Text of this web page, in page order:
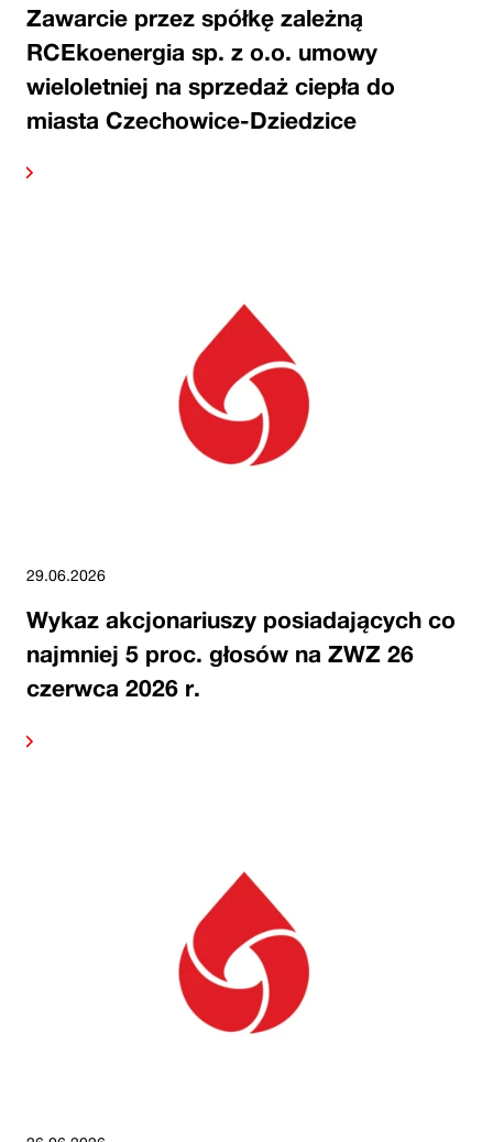
Zawarcie przez spółkę zależną
RCEkoenergia sp. z o.o. umowy
wieloletniej na sprzedaż ciepła do
miasta Czechowice-Dziedzice
29.06.2026
Wykaz akcjonariuszy posiadających co
najmniej 5 proc. głosów na ZWZ 26
czerwca 2026 r.